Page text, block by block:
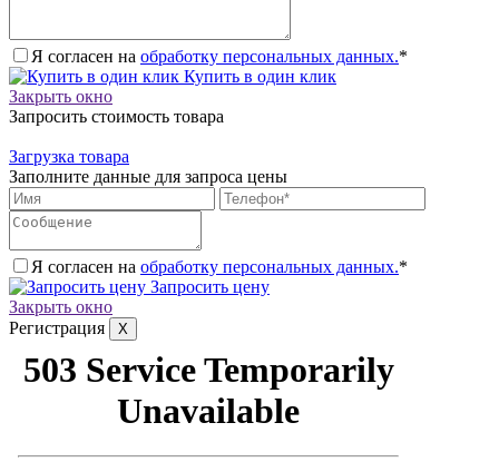
Я согласен на обработку персональных данных.*
Купить в один клик
Закрыть окно
Запросить стоимость товара
Загрузка товара
Заполните данные для запроса цены
Я согласен на обработку персональных данных.*
Запросить цену
Закрыть окно
Регистрация
X